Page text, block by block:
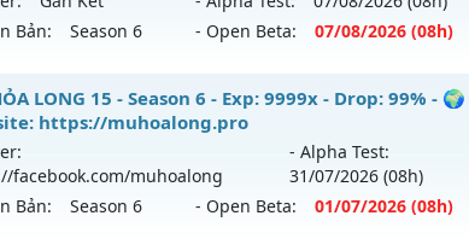
gold
200x - Drop: 35%
loại: Mu Custom thêm đồ mới
CheatGuard
Bản:
Season 6 - Open Beta: 07/08/2026 (08h)
Vĩnh Cửu - Săn Box ném đồ Full - Tặng VIP CODE
mới ra tháng 08 2026 - Mở máy chủ
Gắn Kết
9999x - Drop: 90%
LONG 15 - Season 6 - Exp: 9999x - Drop: 99% - 🌍
https://muhoalong.pro
facebook.com/muhoalong
- Alpha Test:
31/07/2026 (08h)
Bản:
Season 6 - Open Beta: 01/07/2026 (08h)